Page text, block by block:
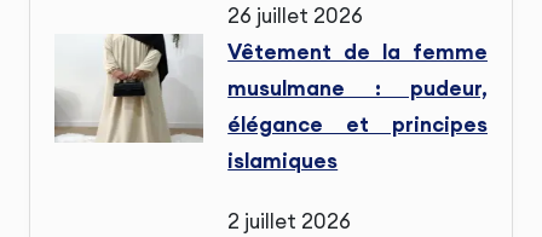
26 juillet 2026
Vêtement de la femme
musulmane : pudeur,
élégance et principes
islamiques
2 juillet 2026